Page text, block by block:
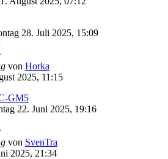
28. Juli 2025, 15:09
von Horka
2025, 11:15
GM5
22. Juni 2025, 19:16
von SvenTra
2025, 21:34